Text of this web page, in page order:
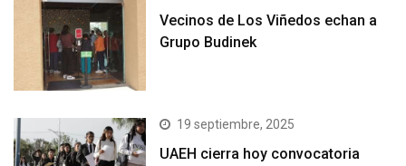
Vecinos de Los Viñedos echan a
Grupo Budinek
19 septiembre, 2025
UAEH cierra hoy convocatoria